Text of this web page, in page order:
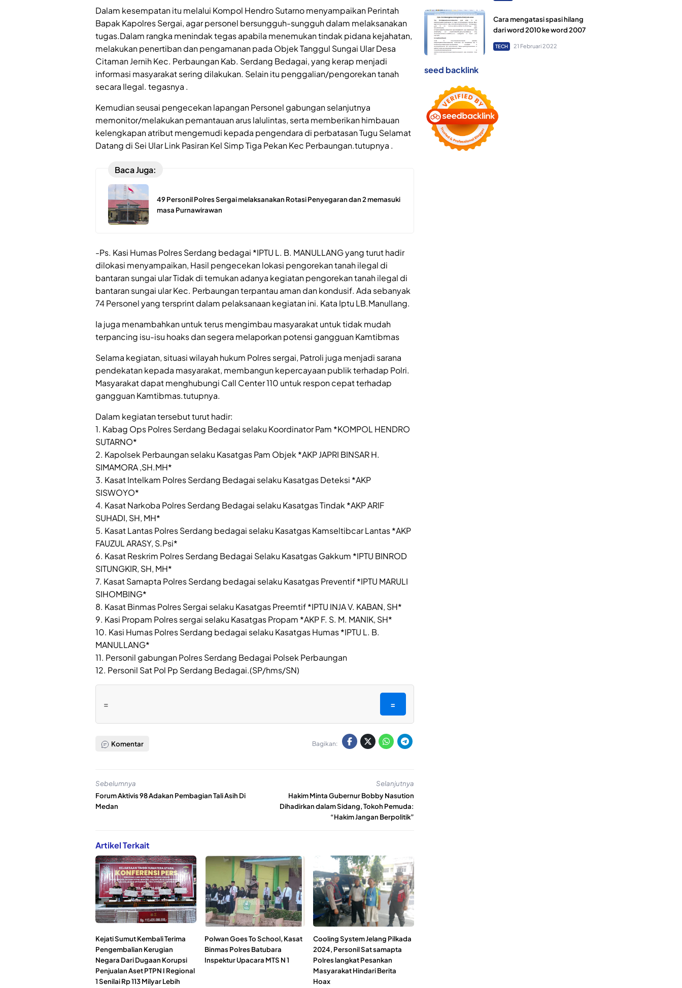
Dalam kesempatan itu melalui Kompol Hendro Sutarno menyampaikan Perintah
Bapak Kapolres Sergai, agar personel bersungguh-sungguh dalam melaksanakan
tugas.Dalam rangka menindak tegas apabila menemukan tindak pidana kejahatan,
melakukan penertiban dan pengamanan pada Objek Tanggul Sungai Ular Desa
Citaman Jernih Kec. Perbaungan Kab. Serdang Bedagai, yang kerap menjadi
informasi masyarakat sering dilakukan. Selain itu penggalian/pengorekan tanah
secara Ilegal. tegasnya .
Kemudian seusai pengecekan lapangan Personel gabungan selanjutnya
memonitor/melakukan pemantauan arus lalulintas, serta memberikan himbauan
kelengkapan atribut mengemudi kepada pengendara di perbatasan Tugu Selamat
Datang di Sei Ular Link Pasiran Kel Simp Tiga Pekan Kec Perbaungan.tutupnya .
Baca Juga:
49 Personil Polres Sergai melaksanakan Rotasi Penyegaran dan 2 memasuki
masa Purnawirawan
-Ps. Kasi Humas Polres Serdang bedagai *IPTU L. B. MANULLANG yang turut hadir
dilokasi menyampaikan, Hasil pengecekan lokasi pengorekan tanah ilegal di
bantaran sungai ular Tidak di temukan adanya kegiatan pengorekan tanah ilegal di
bantaran sungai ular Kec. Perbaungan terpantau aman dan kondusif. Ada sebanyak
74 Personel yang tersprint dalam pelaksanaan kegiatan ini. Kata Iptu LB.Manullang.
Ia juga menambahkan untuk terus mengimbau masyarakat untuk tidak mudah
terpancing isu-isu hoaks dan segera melaporkan potensi gangguan Kamtibmas
Selama kegiatan, situasi wilayah hukum Polres sergai, Patroli juga menjadi sarana
pendekatan kepada masyarakat, membangun kepercayaan publik terhadap Polri.
Masyarakat dapat menghubungi Call Center 110 untuk respon cepat terhadap
gangguan Kamtibmas.tutupnya.
Dalam kegiatan tersebut turut hadir:
1. Kabag Ops Polres Serdang Bedagai selaku Koordinator Pam *KOMPOL HENDRO
SUTARNO*
2. Kapolsek Perbaungan selaku Kasatgas Pam Objek *AKP JAPRI BINSAR H.
SIMAMORA ,SH.MH*
3. Kasat Intelkam Polres Serdang Bedagai selaku Kasatgas Deteksi *AKP
SISWOYO*
4. Kasat Narkoba Polres Serdang Bedagai selaku Kasatgas Tindak *AKP ARIF
SUHADI, SH, MH*
5. Kasat Lantas Polres Serdang bedagai selaku Kasatgas Kamseltibcar Lantas *AKP
FAUZUL ARASY, S.Psi*
6. Kasat Reskrim Polres Serdang Bedagai Selaku Kasatgas Gakkum *IPTU BINROD
SITUNGKIR, SH, MH*
7. Kasat Samapta Polres Serdang bedagai selaku Kasatgas Preventif *IPTU MARULI
SIHOMBING*
8. Kasat Binmas Polres Sergai selaku Kasatgas Preemtif *IPTU INJA V. KABAN, SH*
9. Kasi Propam Polres sergai selaku Kasatgas Propam *AKP F. S. M. MANIK, SH*
10. Kasi Humas Polres Serdang bedagai selaku Kasatgas Humas *IPTU L. B.
MANULLANG*
11. Personil gabungan Polres Serdang Bedagai Polsek Perbaungan
12. Personil Sat Pol Pp Serdang Bedagai.(SP/hms/SN)
= =
Komentar Bagikan:
Sebelumnya
Forum Aktivis 98 Adakan Pembagian Tali Asih Di
Medan
Selanjutnya
Hakim Minta Gubernur Bobby Nasution
Dihadirkan dalam Sidang, Tokoh Pemuda:
“Hakim Jangan Berpolitik”
Artikel Terkait
Kejati Sumut Kembali Terima
Pengembalian Kerugian
Negara Dari Dugaan Korupsi
Penjualan Aset PTPN I Regional
1 Senilai Rp 113 Milyar Lebih
Polwan Goes To School, Kasat
Binmas Polres Batubara
Inspektur Upacara MTS N 1
Cooling System Jelang Pilkada
2024, Personil Sat samapta
Polres langkat Pesankan
Masyarakat Hindari Berita
Hoax
Cara mengatasi spasi hilang
dari word 2010 ke word 2007
TECH 21 Februari 2022
seed backlink